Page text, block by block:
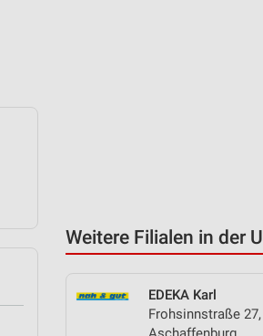
Weitere Filialen in der
EDEKA Karl
Frohsinnstraße